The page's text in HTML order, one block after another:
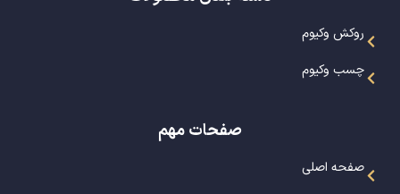
روکش وکیوم
چسب وکیوم
صفحات مهم
صفحه اصلی